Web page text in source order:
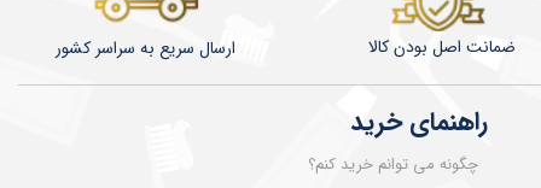
راهنمای خرید
چگونه می توانم خرید کنم؟
​​​​ارسال سریع به سراسر کشور ضمانت اصل بودن کالا